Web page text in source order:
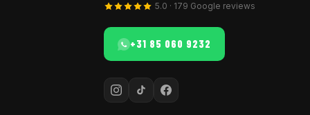
5.0 · 179 Google reviews
+31 85 060 9232